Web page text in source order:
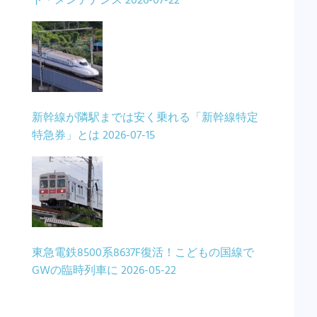
新幹線が隣駅までは安く乗れる「新幹線特定
特急券」とは2026-07-15
東急電鉄8500系8637F復活！こどもの国線で
GWの臨時列車に2026-05-22